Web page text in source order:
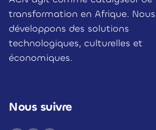
transformation en Afrique. Nous
développons des solutions
technologiques, culturelles et
économiques.
Nous suivre